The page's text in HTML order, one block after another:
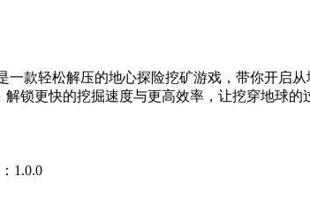
一款轻松解压的地心探险挖矿游戏，带你开启
锁更快的挖掘速度与更高效率，让挖穿地球
1.0.0